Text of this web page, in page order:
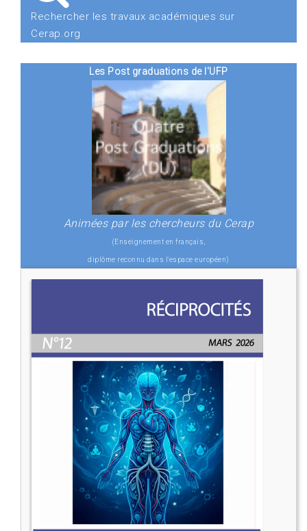
Rechercher les travaux académiques sur
Cerap.org
Les Post graduations de l'UFP
Animées par les chercheurs du Cerap
(Enseignement en français,
diplôme reconnu dans l'espace européen)